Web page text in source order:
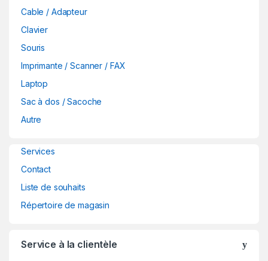
Cable / Adapteur
Clavier
Souris
Imprimante / Scanner / FAX
Laptop
Sac à dos / Sacoche
Autre
Services
Contact
Liste de souhaits
Répertoire de magasin
Service à la clientèle